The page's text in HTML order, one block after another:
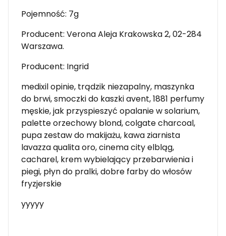
Pojemność: 7g
Producent: Verona Aleja Krakowska 2, 02-284
Warszawa.
Producent: Ingrid
medixil opinie, trądzik niezapalny, maszynka
do brwi, smoczki do kaszki avent, 1881 perfumy
męskie, jak przyspieszyć opalanie w solarium,
palette orzechowy blond, colgate charcoal,
pupa zestaw do makijażu, kawa ziarnista
lavazza qualita oro, cinema city elbląg,
cacharel, krem wybielający przebarwienia i
piegi, płyn do pralki, dobre farby do włosów
fryzjerskie
yyyyy